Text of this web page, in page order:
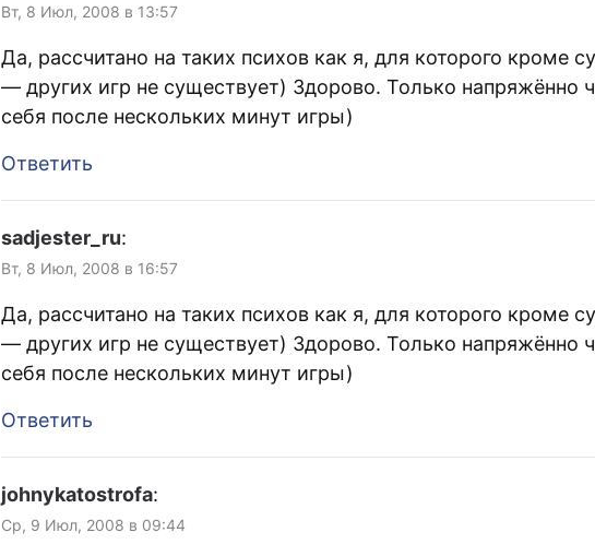
Вт, 8 Июл, 2008 в 13:57
Да, рассчитано на таких психов как я, для которого кроме
— других игр не существует) Здорово. Только напряжённо
себя после нескольких минут игры)
Ответить
sadjester_ru:
Вт, 8 Июл, 2008 в 16:57
Да, рассчитано на таких психов как я, для которого кроме
— других игр не существует) Здорово. Только напряжённо
себя после нескольких минут игры)
Ответить
johnykatostrofa:
Ср, 9 Июл, 2008 в 09:44